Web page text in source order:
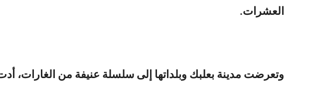
العشرات.
وتعرضت مدينة بعلبك وبلداتها إلى سلسلة عنيفة من الغارات،